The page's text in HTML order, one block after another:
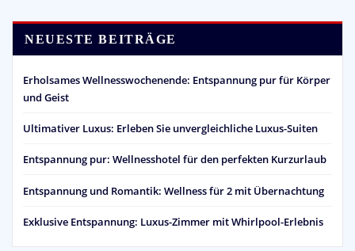
NEUESTE BEITRÄGE
Erholsames Wellnesswochenende: Entspannung pur für Körper
und Geist
Ultimativer Luxus: Erleben Sie unvergleichliche Luxus-Suiten
Entspannung pur: Wellnesshotel für den perfekten Kurzurlaub
Entspannung und Romantik: Wellness für 2 mit Übernachtung
Exklusive Entspannung: Luxus-Zimmer mit Whirlpool-Erlebnis